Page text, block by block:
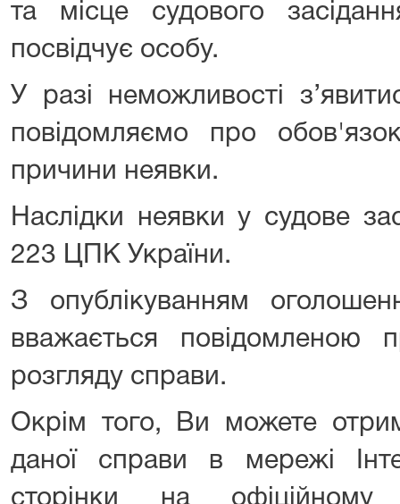
та місце судового
посвідчує особу.
У разі неможливості
повідомляємо про
причини неявки.
Наслідки неявки у судове
223 ЦПК України.
З опублікуванням
вважається повідомленою
розгляду справи.
Окрім того, Ви можете
даної справи в мережі
сторінки на офіційному